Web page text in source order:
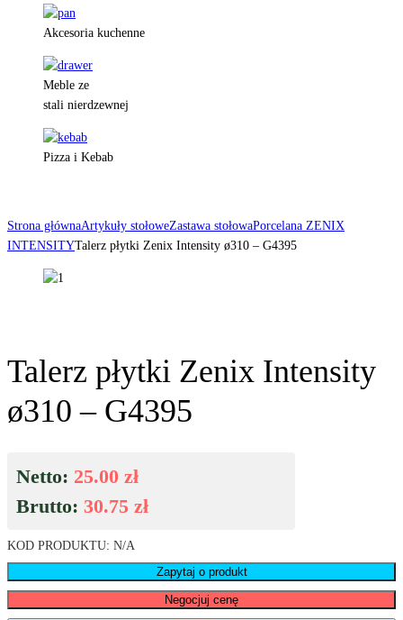
Akcesoria kuchenne
Meble ze
stali nierdzewnej
Pizza i Kebab
Strona głównaArtykuły stołoweZastawa stołowaPorcelana ZENIX
INTENSITYTalerz płytki Zenix Intensity ø310 – G4395
Talerz płytki Zenix Intensity
ø310 – G4395
Netto: 25.00 zł
Brutto: 30.75 zł
KOD PRODUKTU: N/A
Zapytaj o produkt
Negocjuj cenę